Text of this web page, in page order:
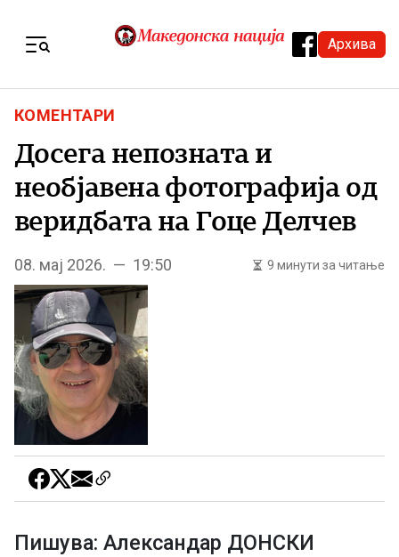
Архива
КОМЕНТАРИ
Досега непозната и
необјавена фотографија од
веридбата на Гоце Делчев
08. мај 2026. — 19:50 9 минути за читање
Пишува: Александар ДОНСКИ